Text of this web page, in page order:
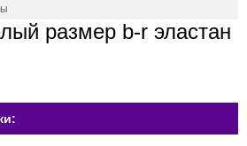
размер b-r эластан